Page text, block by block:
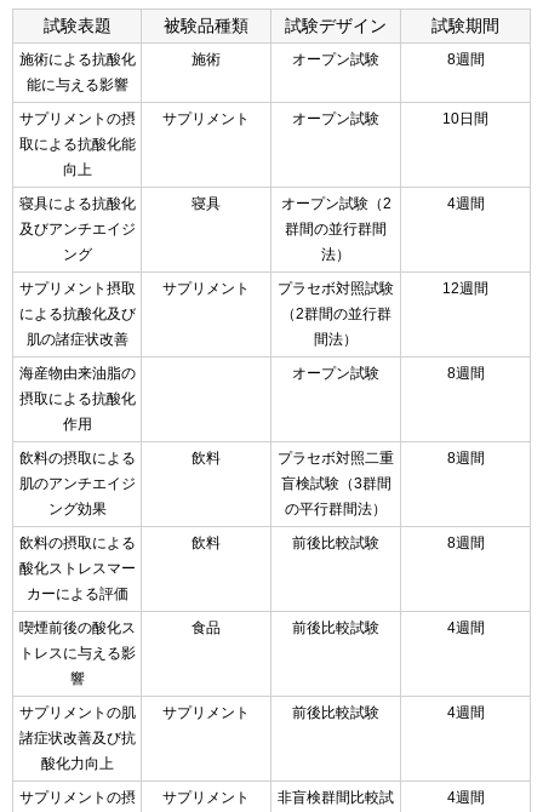
試験表題 被験品種類 試験デザイン 試験期間
施術による抗酸化
能に与える影響
施術 オープン試験 8週間
サプリメントの摂
取による抗酸化能
向上
サプリメント オープン試験 10日間
寝具による抗酸化
及びアンチエイジ
ング
寝具
オープン試験（2
群間の並行群間
法）
4週間
サプリメント摂取
による抗酸化及び
肌の諸症状改善
サプリメント
プラセボ対照試験
（2群間の並行群
間法）
12週間
海産物由来油脂の
摂取による抗酸化
作用
オープン試験 8週間
飲料の摂取による
肌のアンチエイジ
ング効果
飲料
プラセボ対照二重
盲検試験（3群間
の平行群間法）
8週間
飲料の摂取による
酸化ストレスマー
カーによる評価
飲料 前後比較試験 8週間
喫煙前後の酸化ス
トレスに与える影
響
食品 前後比較試験 4週間
サプリメントの肌
諸症状改善及び抗
酸化力向上
サプリメント 前後比較試験 4週間
サプリメントの摂
サプリメント
非盲検群間比較試
4週間